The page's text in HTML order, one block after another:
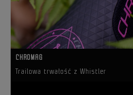
CHROMAG
Trailowa trwałość z Whistler